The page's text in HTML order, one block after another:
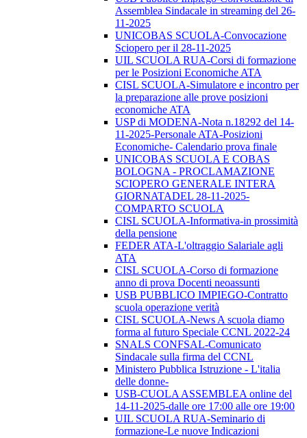
Assemblea Sindacale in streaming del 26-
11-2025
UNICOBAS SCUOLA-Convocazione
Sciopero per il 28-11-2025
UIL SCUOLA RUA-Corsi di formazione
per le Posizioni Economiche ATA
CISL SCUOLA-Simulatore e incontro per
la preparazione alle prove posizioni
economiche ATA
USP di MODENA-Nota n.18292 del 14-
11-2025-Personale ATA-Posizioni
Economiche- Calendario prova finale
UNICOBAS SCUOLA E COBAS
BOLOGNA - PROCLAMAZIONE
SCIOPERO GENERALE INTERA
GIORNATADEL 28-11-2025-
COMPARTO SCUOLA
CISL SCUOLA-Informativa-in prossimità
della pensione
FEDER ATA-L'oltraggio Salariale agli
ATA
CISL SCUOLA-Corso di formazione
anno di prova Docenti neoassunti
USB PUBBLICO IMPIEGO-Contratto
scuola operazione verità
CISL SCUOLA-News A scuola diamo
forma al futuro Speciale CCNL 2022-24
SNALS CONFSAL-Comunicato
Sindacale sulla firma del CCNL
Ministero Pubblica Istruzione - L'italia
delle donne-
USB-CUOLA ASSEMBLEA online del
14-11-2025-dalle ore 17:00 alle ore 19:00
UIL SCUOLA RUA-Seminario di
formazione-Le nuove Indicazioni